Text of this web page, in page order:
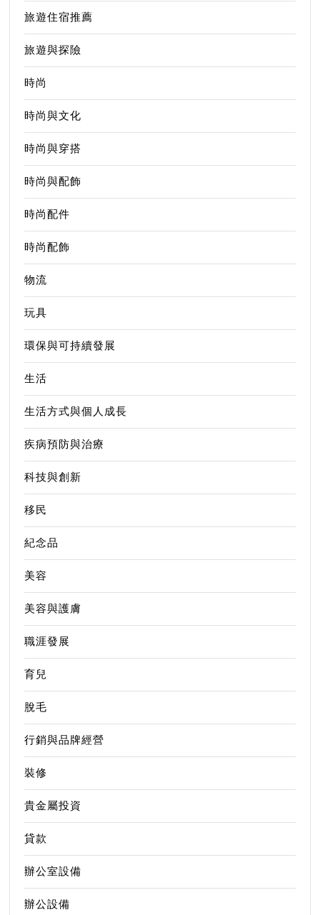
旅遊住宿推薦
旅遊與探險
時尚
時尚與文化
時尚與穿搭
時尚與配飾
時尚配件
時尚配飾
物流
玩具
環保與可持續發展
生活
生活方式與個人成長
疾病預防與治療
科技與創新
移民
紀念品
美容
美容與護膚
職涯發展
育兒
脫毛
行銷與品牌經營
裝修
貴金屬投資
貸款
辦公室設備
辦公設備